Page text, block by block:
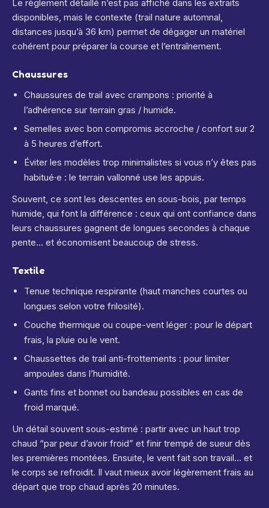
Le règlement détaillé n’est pas affiché dans les extraits
disponibles, mais le contexte (trail nature automnal,
distances jusqu’à 36 km) permet de dégager un matériel
cohérent pour préparer la course et l’entraînement.
Chaussures
Chaussures de trail avec crampons : priorité à
l’adhérence sur terrain gras / humide.
Semelles avec bon compromis accroche / confort sur 2
à 5 heures d’effort.
Éviter les modèles trop minimalistes si vous n’y êtes pas
habitué·e : le terrain vallonné use les appuis.
Souvent, ce sont les descentes en sous-bois, par temps
humide, qui font la différence : ceux qui ont confiance dans
leurs chaussures gagnent de longues secondes à chaque
pente… et économisent beaucoup de stress.
Textile
Tenue technique respirante (haut manches courtes ou
longues selon votre frilosité).
Couche thermique ou coupe-vent léger : pour le départ
frais, la pluie ou le vent.
Chaussettes de trail anti-frottements : pour limiter
ampoules dans l’humidité.
Gants fins et bonnet ou bandeau possibles en cas de
froid marqué.
Un détail souvent sous-estimé : partir avec un haut trop
chaud “par peur d’avoir froid” et finir trempé de sueur dès
les premières montées. Ensuite, le vent fait son travail… et
le corps se refroidit. Il vaut mieux avoir légèrement frais au
départ que trop chaud après 20 minutes.